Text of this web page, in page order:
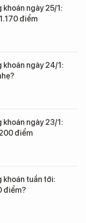
khoán ngày 25/1:
điểm
khoán ngày 24/1:
khoán ngày 23/1:
điểm
khoán tuần tới:
điểm?